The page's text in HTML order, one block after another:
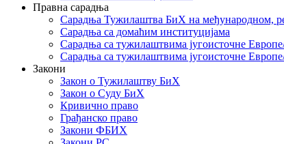
Правна сарадња
Сарадња Тужилаштва БиХ на међународном,
Сарадња са домаћим институцијама
Сарадња са тужилаштвима југоисточне
Сарадња са тужилаштвима југоисточне
Закони
Закон о Тужилаштву БиХ
Закон о Суду БиХ
Кривично право
Грађанско право
Закони ФБИХ